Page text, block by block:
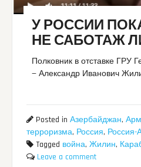
У РОССИИ
НЕ САБОТАЖ
Полковник в отставке ГРУ
— Александр Иванович
Posted in Азербайджан,
терроризма, Россия, Россия-
Tagged война, Жилин,
Leave a comment